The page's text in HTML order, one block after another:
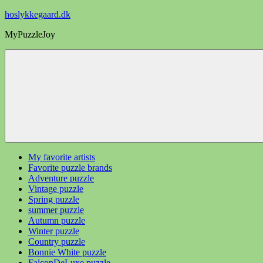
Videre
indhold
hoslykkegaard.dk
MyPuzzleJoy
My favorite artists
Favorite puzzle brands
Adventure puzzle
Vintage puzzle
Spring puzzle
summer puzzle
Autumn puzzle
Winter puzzle
Country puzzle
Bonnie White puzzle